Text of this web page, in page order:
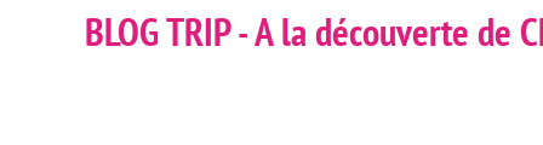
BLOG TRIP - A la découverte de